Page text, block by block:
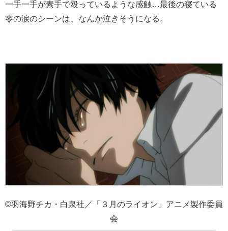
一手一手が素手で殴っているような感触…最後の寝ている
零の涙のシーンは、なんか泣きそうになる。
©羽海野チカ・白泉社／「３月のライオン」アニメ製作委員
会